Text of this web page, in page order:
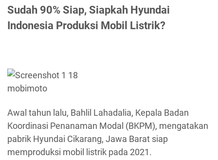
Sudah 90% Siap, Siapkah Hyundai
Indonesia Produksi Mobil Listrik?
mobimoto
Awal tahun lalu, Bahlil Lahadalia, Kepala Badan
Koordinasi Penanaman Modal (BKPM), mengatakan
pabrik Hyundai Cikarang, Jawa Barat siap
memproduksi mobil listrik pada 2021.